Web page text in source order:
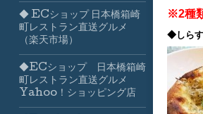
※2種
◆しら
◆ ECショップ 日本橋箱崎
町レストラン直送グルメ
（楽天市場）
◆ECショップ 日本橋箱崎
町レストラン直送グルメ
Yahoo！ショッピング店